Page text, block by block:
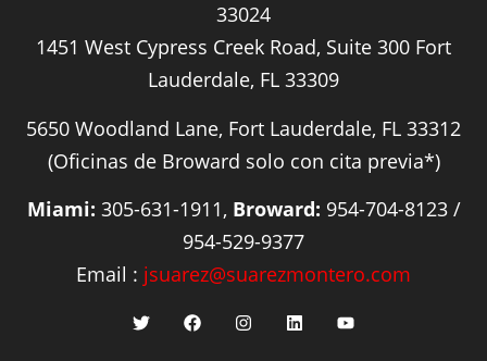
33024
1451 West Cypress Creek Road, Suite 300 Fort
Lauderdale, FL 33309
5650 Woodland Lane, Fort Lauderdale, FL 33312
(Oficinas de Broward solo con cita previa*)
Miami: 305-631-1911, Broward: 954-704-8123 /
954-529-9377
Email : jsuarez@suarezmontero.com